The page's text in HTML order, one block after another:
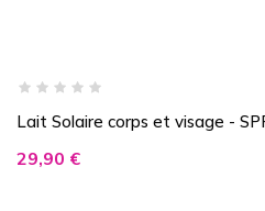
Lait Solaire corps et visage -
Prix
29,90 €